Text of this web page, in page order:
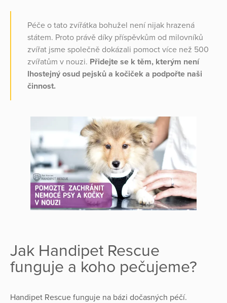
Péče o tato zvířátka bohužel není nijak hrazená
státem. Proto právě díky příspěvkům od milovníků
zvířat jsme společně dokázali pomoct více než 500
zvířatům v nouzi. Přidejte se k těm, kterým není
lhostejný osud pejsků a kočiček a podpořte naši
činnost.
Jak Handipet Rescue
funguje a koho pečujeme?
Handipet Rescue funguje na bázi dočasných péčí.